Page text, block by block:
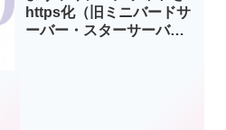
https化（旧ミニバードサ
ーバー・スターサーバ